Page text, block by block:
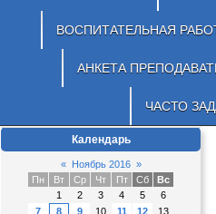
ВОСПИТАТЕЛЬНАЯ
АНКЕТА
ЧАСТО
Календарь
« Ноябрь 2016 »
Пн
Вт Ср Чт Пт Сб
Вс
1
2 3 4 5
6
7
8 9 10 11 12
13